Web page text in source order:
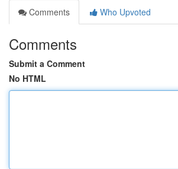
Comments
Who Upvoted
Comments
Submit a Comment
No HTML